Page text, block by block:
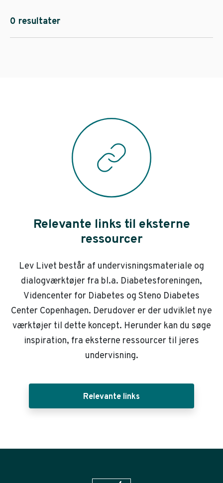
0 resultater
Relevante links til eksterne
ressourcer
Lev Livet består af undervisningsmateriale og
dialogværktøjer fra bl.a. Diabetesforeningen,
Videncenter for Diabetes og Steno Diabetes
Center Copenhagen. Derudover er der udviklet nye
værktøjer til dette koncept. Herunder kan du søge
inspiration, fra eksterne ressourcer til jeres
undervisning.
Relevante links